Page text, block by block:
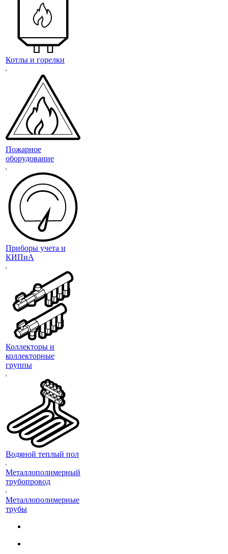
Котлы и горелки
Пожарное
оборудование
Приборы учета и
КИПиА
Коллекторы и
коллекторные
группы
Водяной теплый пол
Металлополимерный
трубопровод
Металлополимерные
трубы